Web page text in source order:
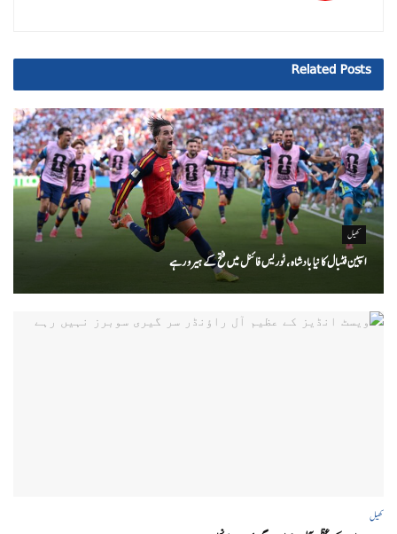
Related Posts
کھیل
اسپین فٹبال کا نیا بادشاہ ، ٹوریس فائنل میں فتح کے ہیرو رہے
کھیل